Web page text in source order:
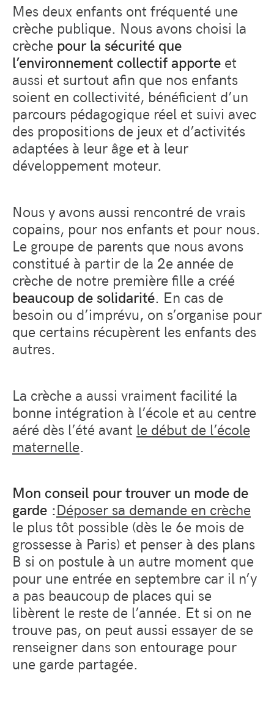
Mes deux enfants ont fréquenté une
crèche publique. Nous avons choisi la
crèche pour la sécurité que
l’environnement collectif apporte et
aussi et surtout afin que nos enfants
soient en collectivité, bénéficient d’un
parcours pédagogique réel et suivi avec
des propositions de jeux et d’activités
adaptées à leur âge et à leur
développement moteur.
Nous y avons aussi rencontré de vrais
copains, pour nos enfants et pour nous.
Le groupe de parents que nous avons
constitué à partir de la 2e année de
crèche de notre première fille a créé
beaucoup de solidarité. En cas de
besoin ou d’imprévu, on s’organise pour
que certains récupèrent les enfants des
autres.
La crèche a aussi vraiment facilité la
bonne intégration à l’école et au centre
aéré dès l’été avant le début de l’école
maternelle.
Mon conseil pour trouver un mode de
garde :Déposer sa demande en crèche
le plus tôt possible (dès le 6e mois de
grossesse à Paris) et penser à des plans
B si on postule à un autre moment que
pour une entrée en septembre car il n’y
a pas beaucoup de places qui se
libèrent le reste de l’année. Et si on ne
trouve pas, on peut aussi essayer de se
renseigner dans son entourage pour
une garde partagée.